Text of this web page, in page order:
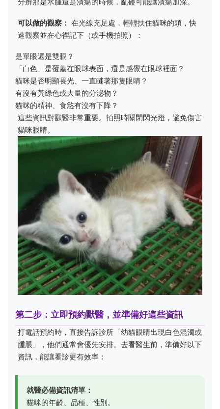
可以做的觀察： 在光線充足處，輕輕扶住貓咪的頭，快
速觀察並在心裡記下（或手機拍照）：
是單眼還是雙眼？
「白色」是覆蓋在眼球表面，還是感覺在眼球裡面？
貓咪是否明顯畏光、一直瞇著那隻眼睛？
有沒有黃綠色或大量的分泌物？
貓咪的精神、食慾有沒有下降？
這些資訊對獸醫非常重要。拍照時關閉閃光燈，避免傷害
貓咪眼睛。
第二步：立即預約獸醫，並準備好這些資訊
打電話預約時，直接告訴診所「幼貓眼睛出現白色混濁或
腫脹」，他們通常會優先安排。去看醫生前，準備好以下
資訊，能讓看診更有效率：
就醫必備資訊清單：
貓咪的年齡、品種、性別。